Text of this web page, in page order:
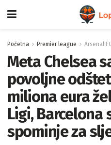
Početna Premier league Arsenal FC
Meta Chelsea
povoljne
miliona eura
Ligi, Barcelona
spominje za